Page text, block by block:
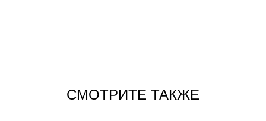
СМОТРИТЕ ТАКЖЕ